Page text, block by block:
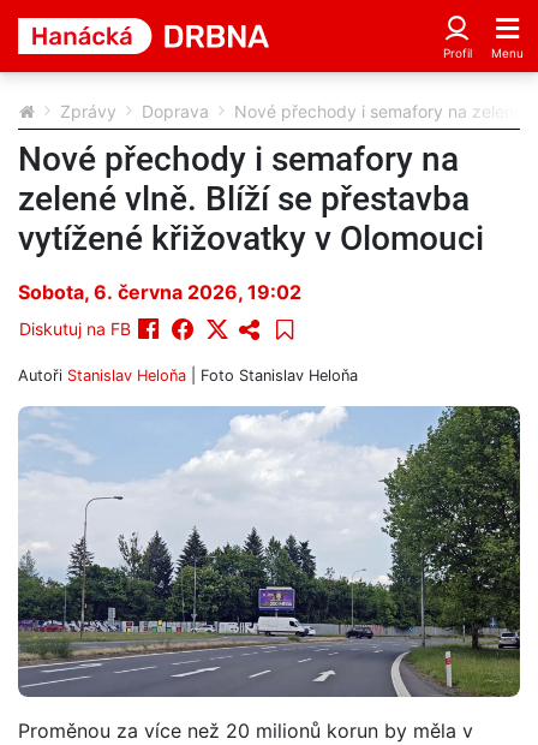
Zprávy Doprava Nové přechody i semafory na zelené
Nové přechody i semafory na
zelené vlně. Blíží se přestavba
vytížené křižovatky v Olomouci
Sobota, 6. června 2026, 19:02
Diskutuj na FB
Autoři Stanislav Heloňa | Foto Stanislav Heloňa
Proměnou za více než 20 milionů korun by měla v